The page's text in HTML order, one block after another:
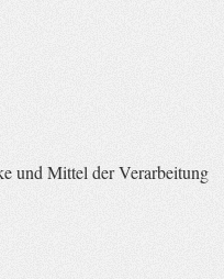
und Mittel der Verarbeitung